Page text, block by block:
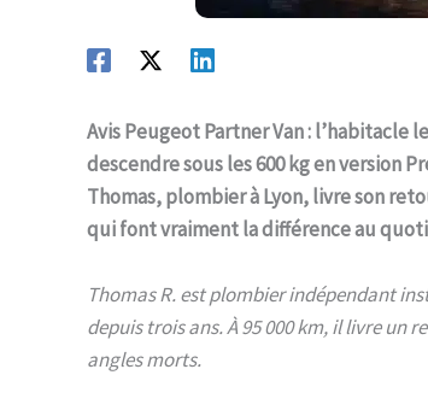
Avis Peugeot Partner Van :
descendre sous les 600 kg en version
Thomas, plombier à Lyon, livre son
qui font vraiment la différence au
Thomas R. est plombier indépendant
depuis trois ans. À 95 000 km, il livre un
angles morts.